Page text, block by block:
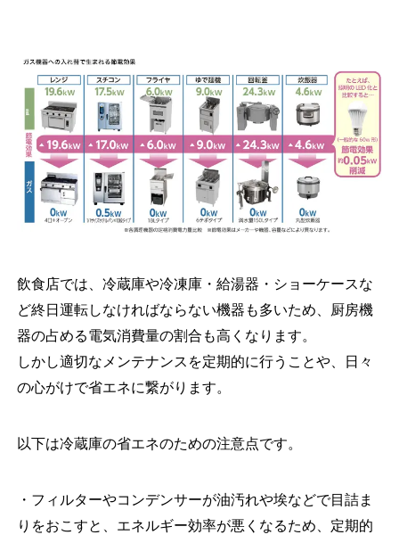
飲食店では、冷蔵庫や冷凍庫・給湯器・ショーケースな
ど終日運転しなければならない機器も多いため、厨房機
器の占める電気消費量の割合も高くなります。
しかし適切なメンテナンスを定期的に行うことや、日々
の心がけで省エネに繋がります。
以下は冷蔵庫の省エネのための注意点です。
・フィルターやコンデンサーが油汚れや埃などで目詰ま
りをおこすと、エネルギー効率が悪くなるため、定期的